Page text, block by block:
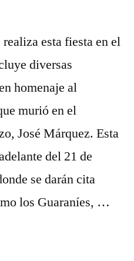
esta fiesta en el
diversas
homenaje al
murió en el
José Márquez. Esta
del 21 de
se darán cita
los Guaraníes, …